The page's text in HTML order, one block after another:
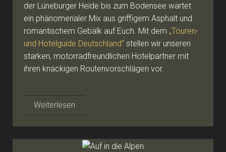
der Lüneburger Heide bis zum Bodensee wartet
ein phänomenaler Mix aus griffigem Asphalt und
romantischem Gebälk auf Euch. Mit dem „Touren-
und Hotelguide Deutschland“ stellen wir unseren
starken, motorradfreundlichen Hotelpartner mit
ihren knackigen Routenvorschlägen vor.
Weiterlesen